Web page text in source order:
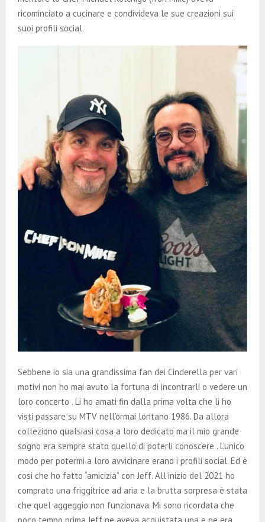
ricominciato a cucinare e condivideva le sue creazioni sui
suoi profili social.
Sebbene io sia una grandissima fan dei Cinderella per vari
motivi non ho mai avuto la fortuna di incontrarli o vedere un
loro concerto . Li ho amati fin dalla prima volta che li ho
visti passare su MTV nell’ormai lontano 1986. Da allora
colleziono qualsiasi cosa a loro dedicato ma il mio grande
sogno era sempre stato quello di poterli conoscere . L’unico
modo per potermi a loro avvicinare erano i profili social. Ed è
cosi che ho fatto “amicizia” con Jeff. All’inizio del 2021 ho
comprato una friggitrice ad aria e la brutta sorpresa è stata
che quel aggeggio non funzionava. Mi sono ricordata che